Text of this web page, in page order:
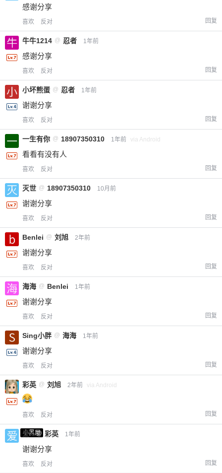
感谢分享
喜欢 反对 回复
牛牛1214 @ 忍者 1年前
感谢分享
喜欢 反对 回复
小坏熊蛋 @ 忍者 1年前
谢谢分享
喜欢 反对 回复
一生有你 @ 18907350310 1年前 via Android
看看有没有人
喜欢 反对 回复
灭世 @ 18907350310 10月前
谢谢分享
喜欢 反对 回复
Benlei @ 刘旭 2年前
谢谢分享
喜欢 反对 回复
海海 @ Benlei 1年前
谢谢分享
喜欢 反对 回复
Sing小胖 @ 海海 1年前
谢谢分享
喜欢 反对 回复
彩英 @ 刘旭 2年前 via Android
喜欢 反对 回复
小黑屋
爱X @ 彩英 1年前
谢谢分享
喜欢 反对 回复